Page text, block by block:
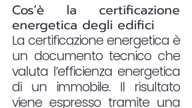
Cos’è la certificazione
energetica degli edifici
La certificazione energetica è
un documento tecnico che
valuta l’efficienza energetica
di un immobile. Il risultato
viene espresso tramite una